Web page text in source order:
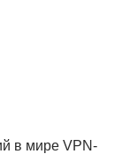
в мире VPN-